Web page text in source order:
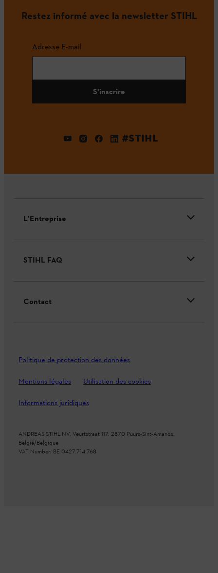
Restez informé avec la newsletter STIHL
Adresse E-mail
S'inscrire
#STIHL
L'Entreprise
STIHL FAQ
Contact
Politique de protection des données
Mentions légales Utilisation des cookies
Informations juridiques
ANDREAS STIHL NV, Veurtstraat 117, 2870 Puurs-Sint-Amands,
België/Belgique
VAT Number: BE 0427.714.768